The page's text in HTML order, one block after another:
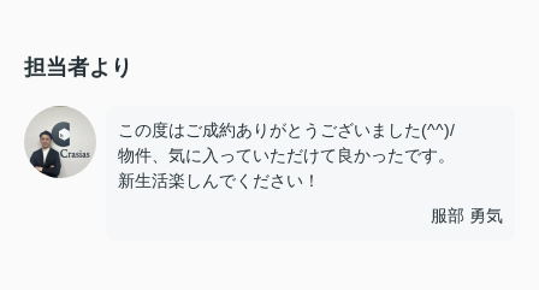
担当者より
この度はご成約ありがとうございました(^^)/
物件、気に入っていただけて良かったです。
新生活楽しんでください！
服部 勇気